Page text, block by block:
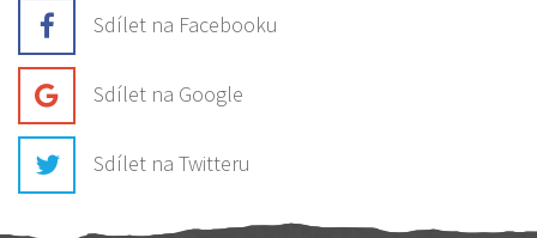
Sdílet na Facebooku
Sdílet na Google
Sdílet na Twitteru